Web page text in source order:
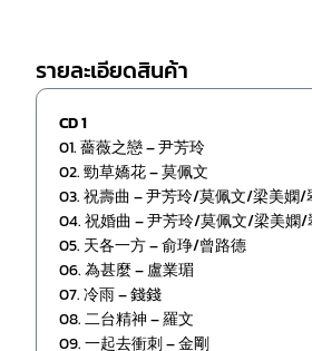
รายละเอียดสินค้า
CD 1
01. 薔薇之戀 – 尹芳玲
02. 勁草嬌花 – 莫佩文
03. 祝壽曲 – 尹芳玲/莫佩文/梁美嫻/
04. 祝婚曲 – 尹芳玲/莫佩文/梁美嫻/
05. 天各一方 – 俞琤/曾路德
06. 為甚麼 – 盧業瑂
07. 冷雨 – 錢錢
08. 二台精神 – 羅文
09. 一起去衝刺 – 金剛